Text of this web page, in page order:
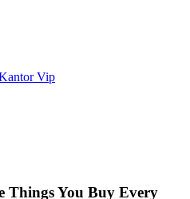
Vip
Things You Buy Every